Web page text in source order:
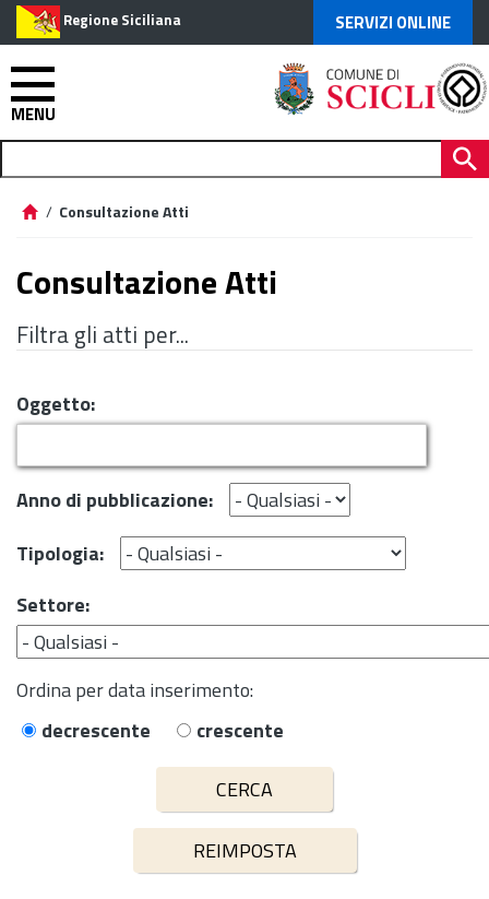
Regione Siciliana SERVIZI ONLINE
MENU
/ Consultazione Atti
Consultazione Atti
Filtra gli atti per...
Oggetto:
Anno di pubblicazione:
Tipologia:
Settore:
Ordina per data inserimento:
decrescente
crescente